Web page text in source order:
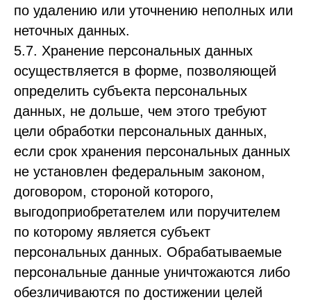
по удалению или уточнению неполных или
неточных данных.
5.7. Хранение персональных данных
осуществляется в форме, позволяющей
определить субъекта персональных
данных, не дольше, чем этого требуют
цели обработки персональных данных,
если срок хранения персональных данных
не установлен федеральным законом,
договором, стороной которого,
выгодоприобретателем или поручителем
по которому является субъект
персональных данных. Обрабатываемые
персональные данные уничтожаются либо
обезличиваются по достижении целей